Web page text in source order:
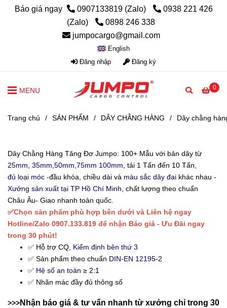
Báo giá ngay 0907133819 (Zalo)
0938 221 426
(Zalo)
0898 246 338
jumpocargo@gmail.com
English
Đăng nhập
Đăng ký
0
MENU
Trang chủ / SẢN PHẨM / DÂY CHẰNG HÀNG / Dây chằng
Dây Chằng Hàng Tăng Đơ Jumpo: 100+ Mẫu với bản dây từ
25mm, 35mm,50mm,75mm 100mm, tải 1 Tấn đến 10 Tấn,
đủ loại móc -đầu khóa, chiều dài và màu sắc dây đai khác nhau -
Xưởng sản xuất tại TP Hồ Chí Minh, chất lượng theo chuẩn
Châu Âu- Giao nhanh toàn quốc.
✅Chọn sản phẩm phù hợp bên dưới và Liên hệ ngay
Hotline/Zalo 0907.133.819 để nhận Báo giá - Ưu Đãi ngay
trong 30 phút!
✅ Hỗ trợ CQ, Kiểm định bên thứ 3
✅ Sản phẩm theo chuẩn DIN-EN 12195-2
✅ Hệ số an toàn ≥ 2:1
✅ Nhãn mác đầy đủ thông số
>>>Nhận báo giá & tư vấn nhanh từ xưởng chỉ trong 30